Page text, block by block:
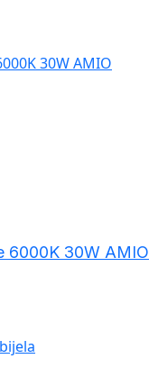
6000K 30W AMIO